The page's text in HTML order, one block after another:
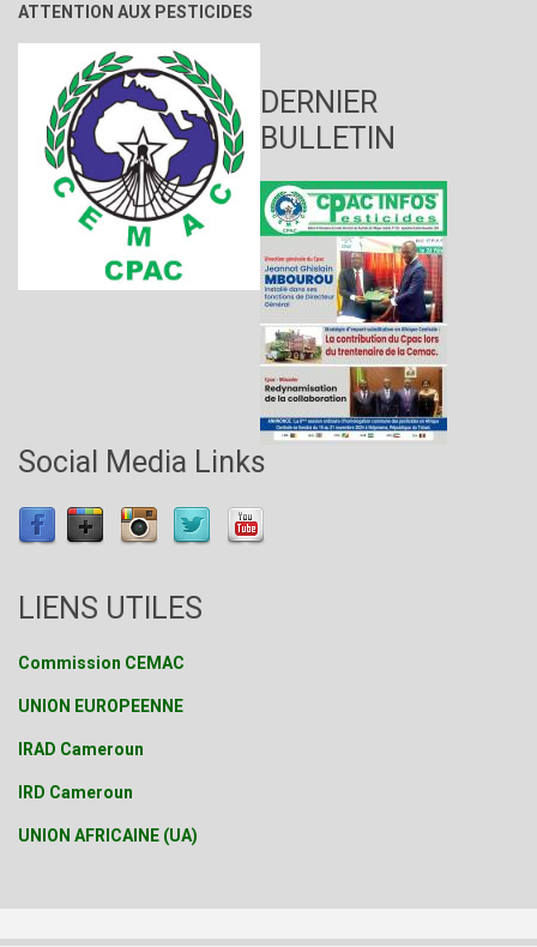
ATTENTION AUX PESTICIDES
DERNIER
BULLETIN
Social Media Links
LIENS UTILES
Commission CEMAC
UNION EUROPEENNE
IRAD Cameroun
IRD Cameroun
UNION AFRICAINE (UA)